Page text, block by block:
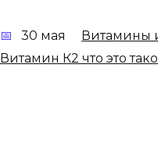
30 мая
Витамины
Витамин К2 что это